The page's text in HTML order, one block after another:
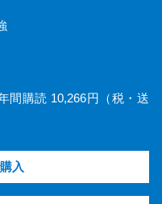
購読 10,266円（税・送
入